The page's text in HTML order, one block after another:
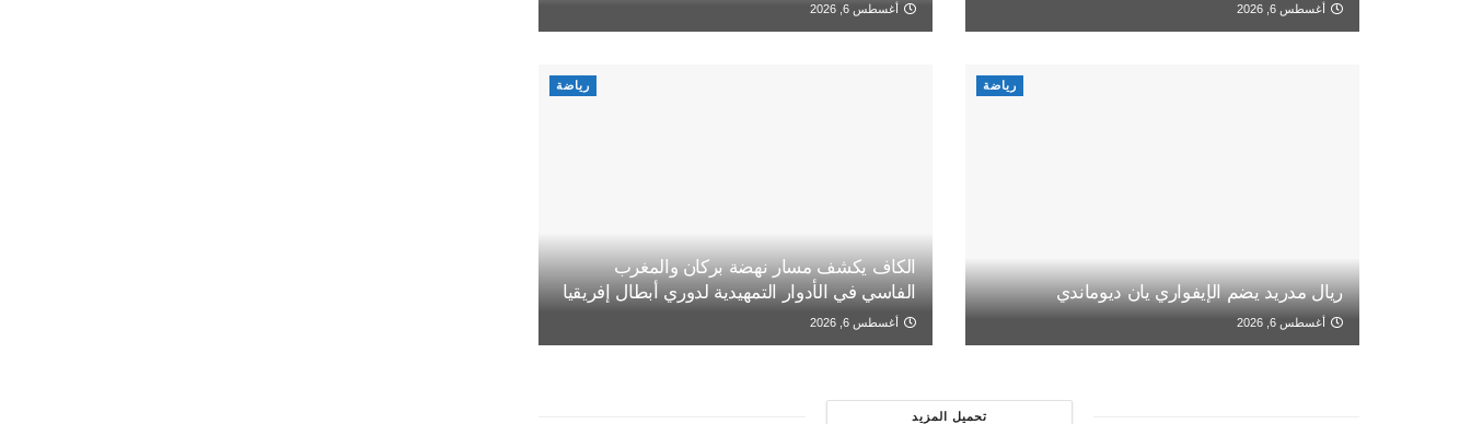
أغسطس 6, 2026 أغسطس 6, 2026
رياضة
ريال مدريد يضم الإيفواري يان ديوماندي
أغسطس 6, 2026
رياضة
الكاف يكشف مسار نهضة بركان والمغرب
الفاسي في الأدوار التمهيدية لدوري أبطال إفريقيا
أغسطس 6, 2026
تحميل المزيد